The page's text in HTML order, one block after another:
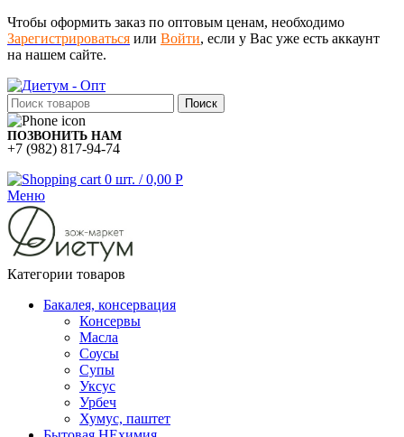
Чтобы оформить заказ по оптовым ценам, необходимо
Зарегистрироваться или Войти, если у Вас уже есть аккаунт
на нашем сайте.
Поиск
ПОЗВОНИТЬ НАМ
+7 (982) 817-94-74
0 шт. / 0,00 Р
Меню
Категории товаров
Бакалея, консервация
Консервы
Масла
Соусы
Супы
Уксус
Урбеч
Хумус, паштет